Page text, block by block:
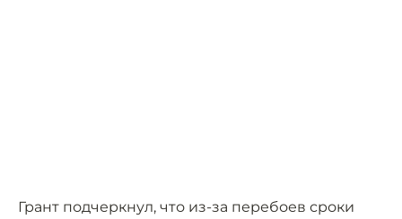
Грант подчеркнул, что из-за перебоев сроки